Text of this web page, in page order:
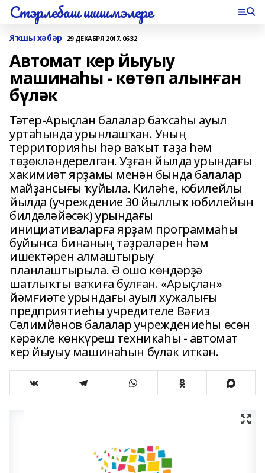
Стэрлебаш шишмэлере
Яҡшы хәбәр 29 ДЕКАБРЯ 2017, 06:32
Автомат кер йыуыу
машинаһы - көтөп алынған
бүләк
Тәтер-Арыҫлан балалар баҡсаһы ауыл
уртаһында урынлашҡан. Уның
территорияһы һәр ваҡыт таҙа һәм
төҙөкләндерелгән. Уҙған йылда урындағы
хакимиәт ярҙамы менән бында балалар
майҙансығы ҡуйыла. Киләһе, юбилейлы
йылда (учреждение 30 йыллыҡ юбилейын
билдәләйәсәк) урындағы
инициативаларға ярҙам программаһы
буйынса бинаның тәҙрәләрен һәм
ишектәрен алмаштырыу
планлаштырыла. Ә ошо көндәрҙә
шатлыҡты ваҡиға булған. «Арыҫлан»
йәмғиәте урындағы ауыл хужалығы
предприятиеһы учредителе Вәғиз
Сәлимйәнов балалар учреждениеһы өсөн
кәрәкле көнкүреш техникаһы - автомат
кер йыуыу машинаһын бүләк иткән.